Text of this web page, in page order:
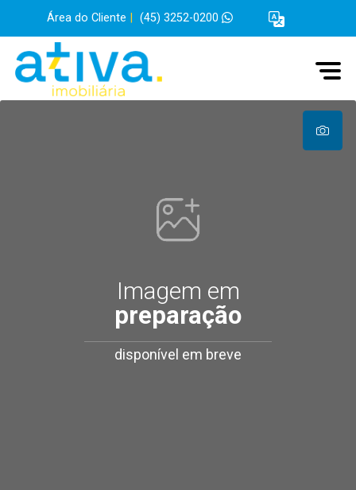
Área do Cliente (45) 3252-0200
Imagem em
preparação
disponível em breve